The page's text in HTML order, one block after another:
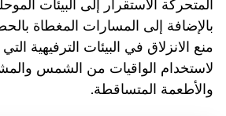
المتحركة الاستقرار إلى البيئات
بالإضافة إلى المسارات المغطاة
منع الانزلاق في البيئات الترفيهية
لاستخدام الواقيات من الشمس
والأطعمة المتساقطة.